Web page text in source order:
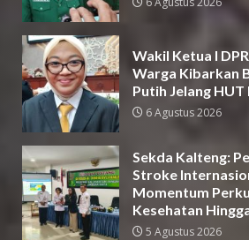
Wakil Ketua I
Warga Kibarkan
Putih Jelang HUT
6 Agustus 2026
Sekda Kalteng:
Stroke
Momentum
Kesehatan
5 Agustus 2026